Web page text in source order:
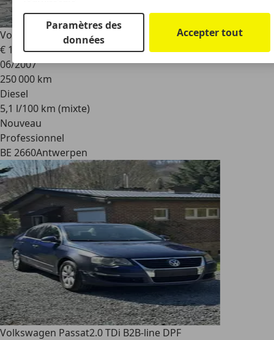
Volkswagen PassatPassat 1.9 TDi diesel
€ 1 800
06/2007
250 000 km
Diesel
5,1 l/100 km (mixte)
Nouveau
Professionnel
BE 2660Antwerpen
Volkswagen Passat2.0 TDi B2B-line DPF
Paramètres des
données
Accepter tout